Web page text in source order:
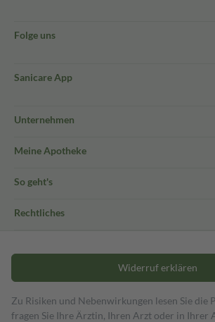
Folge uns
Sanicare App
Unternehmen
Meine Apotheke
So geht's
Rechtliches
Widerruf erklären
Zu Risiken und Nebenwirkungen lesen Sie die
fragen Sie Ihre Ärztin, Ihren Arzt oder in Ihrer